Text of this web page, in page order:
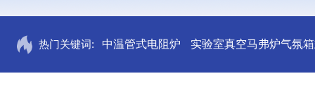
热门关键词: 中温管式电阻炉 实验室真空马弗炉气氛